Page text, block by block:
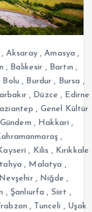
, Aksaray,Amasya ,
, Balıkesir , Bartın ,
Bolu , Burdur , Bursa ,
, Düzce , Edirne
, Genel Kültür
Gündem , Hakkari ,
,
, Kilis , Kırıkkale
, Malatya ,
Nevşehir, Niğde ,
, Şanlıurfa , Siirt ,
, Tunceli , Uşak